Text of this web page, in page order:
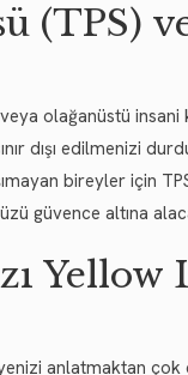
(TPS)
olağanüstü
dışı edilmenizi
bireyler için
güvence altına
Yellow
anlatmaktan çok